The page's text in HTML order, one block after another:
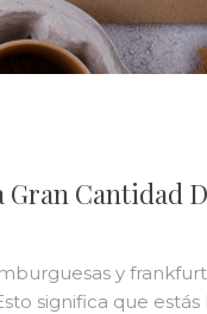
Cantidad
y
significa que